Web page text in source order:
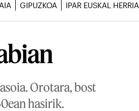
GIPUZKOA IPAR EUSKAL HERRIA
Orotara, bost
hasirik.